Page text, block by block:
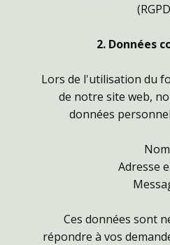
2. Données
Lors de l'utilisation du
de notre site web,
données
Nom
Adresse
Ces données sont
répondre à vos